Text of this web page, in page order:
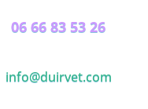
06 66 83 53 26
info@duirvet.com